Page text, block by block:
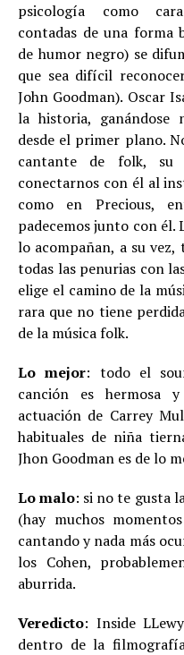
psicología como
contadas de una forma
de humor negro) se
que sea difícil
John Goodman). Oscar
la historia, ganándose
desde el primer plano.
cantante de folk, su
conectarnos con él al
como en Precious,
padecemos junto con él.
lo acompañan, a su
todas las penurias con
elige el camino de la
rara que no tiene
de la música folk.
Lo mejor: todo el
canción es hermosa
actuación de Carrey
habituales de niña
Jhon Goodman es de lo
Lo malo: si no te gusta
(hay muchos
cantando y nada más
los Cohen,
aburrida.
Veredicto: Inside
dentro de la